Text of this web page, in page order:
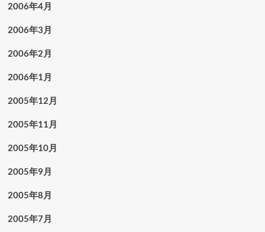
2006年4月
2006年3月
2006年2月
2006年1月
2005年12月
2005年11月
2005年10月
2005年9月
2005年8月
2005年7月